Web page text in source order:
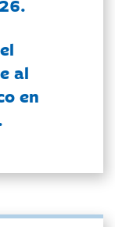
al
en